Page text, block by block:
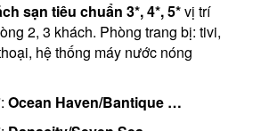
sạn tiêu chuẩn 3*, 4*, 5*vị trí
2, 3 khách. Phòng trang bị: tivi,
hệ thống máy nước nóng
Ocean Haven/Bantique …